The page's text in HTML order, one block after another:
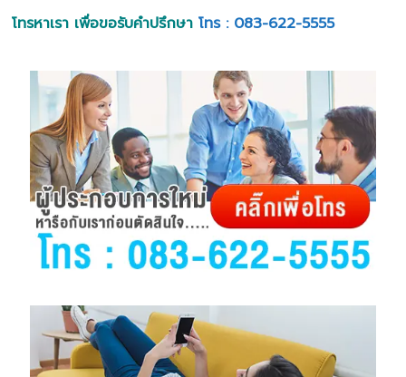
โทรหาเรา เพื่อขอรับคำปรึกษา โทร : 083-622-5555